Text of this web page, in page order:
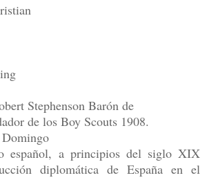
Stephenson Barón de
de los Boy Scouts 1908.
Domingo
español, a principios del siglo XIX
diplomática de España en el